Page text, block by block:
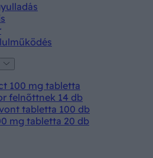
100 mg tabletta
felnőttnek 14 db
tabletta 100 db
mg tabletta 20 db